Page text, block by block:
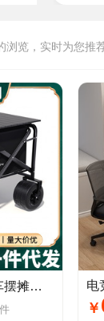
浏览，实时为您推
拖车折叠车营地推车
件 ￥